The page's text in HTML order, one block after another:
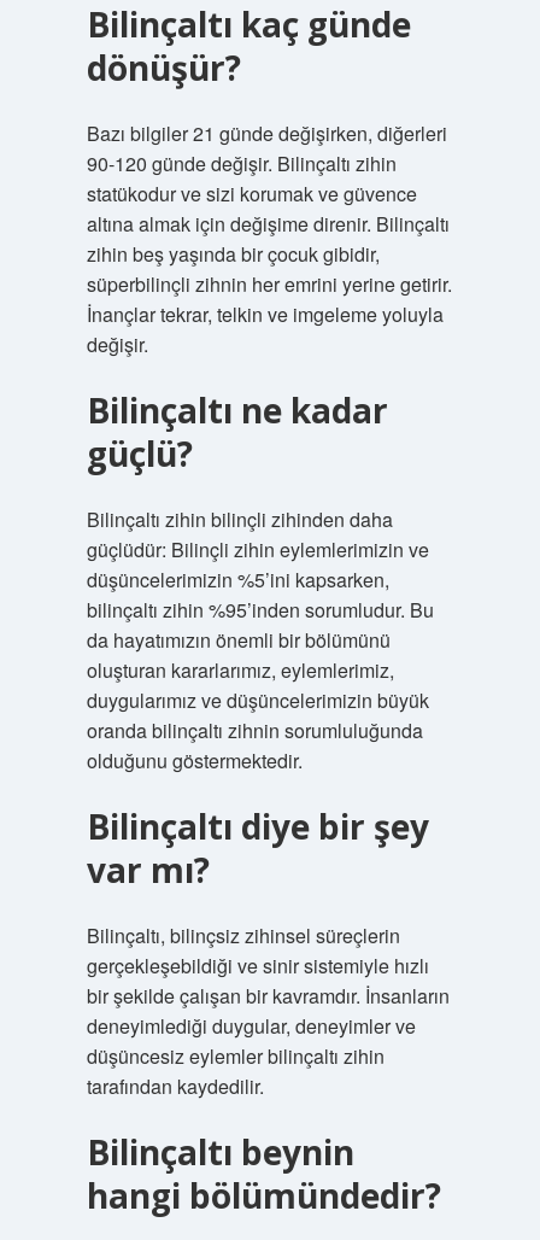
Bilinçaltı kaç günde
dönüşür?
Bazı bilgiler 21 günde değişirken, diğerleri
90-120 günde değişir. Bilinçaltı zihin
statükodur ve sizi korumak ve güvence
altına almak için değişime direnir. Bilinçaltı
zihin beş yaşında bir çocuk gibidir,
süperbilinçli zihnin her emrini yerine getirir.
İnançlar tekrar, telkin ve imgeleme yoluyla
değişir.
Bilinçaltı ne kadar
güçlü?
Bilinçaltı zihin bilinçli zihinden daha
güçlüdür: Bilinçli zihin eylemlerimizin ve
düşüncelerimizin %5’ini kapsarken,
bilinçaltı zihin %95’inden sorumludur. Bu
da hayatımızın önemli bir bölümünü
oluşturan kararlarımız, eylemlerimiz,
duygularımız ve düşüncelerimizin büyük
oranda bilinçaltı zihnin sorumluluğunda
olduğunu göstermektedir.
Bilinçaltı diye bir şey
var mı?
Bilinçaltı, bilinçsiz zihinsel süreçlerin
gerçekleşebildiği ve sinir sistemiyle hızlı
bir şekilde çalışan bir kavramdır. İnsanların
deneyimlediği duygular, deneyimler ve
düşüncesiz eylemler bilinçaltı zihin
tarafından kaydedilir.
Bilinçaltı beynin
hangi bölümündedir?